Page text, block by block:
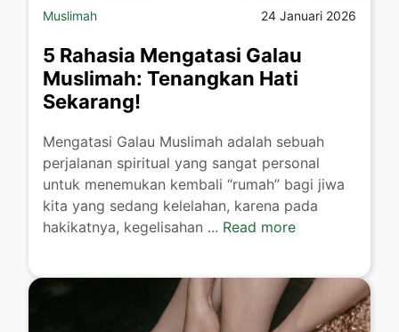
Muslimah 24 Januari 2026
5 Rahasia Mengatasi Galau
Muslimah: Tenangkan Hati
Sekarang!
​Mengatasi Galau Muslimah adalah sebuah
perjalanan spiritual yang sangat personal
untuk menemukan kembali “rumah” bagi jiwa
kita yang sedang kelelahan, karena pada
hakikatnya, kegelisahan ... Read more